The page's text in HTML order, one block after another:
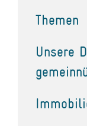
Themen
Unsere